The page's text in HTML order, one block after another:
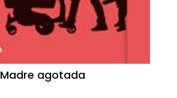
Madre agotada